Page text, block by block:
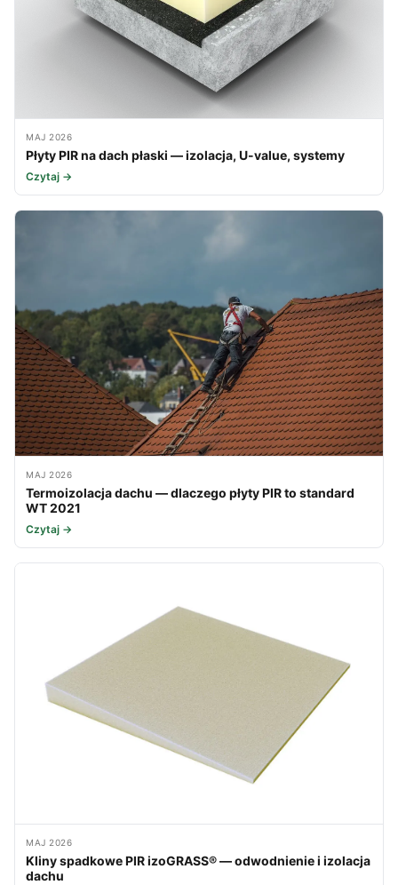
MAJ 2026
Płyty PIR na dach płaski — izolacja, U-value, systemy
Czytaj →
MAJ 2026
Termoizolacja dachu — dlaczego płyty PIR to standard
WT 2021
Czytaj →
MAJ 2026
Kliny spadkowe PIR izoGRASS® — odwodnienie i izolacja
dachu